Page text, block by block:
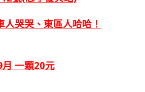
哭哭、東區人哈哈！
月 一顆20元